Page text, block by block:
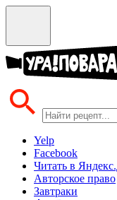
Yelp
Facebook
Читать в
Авторское право
Завтраки